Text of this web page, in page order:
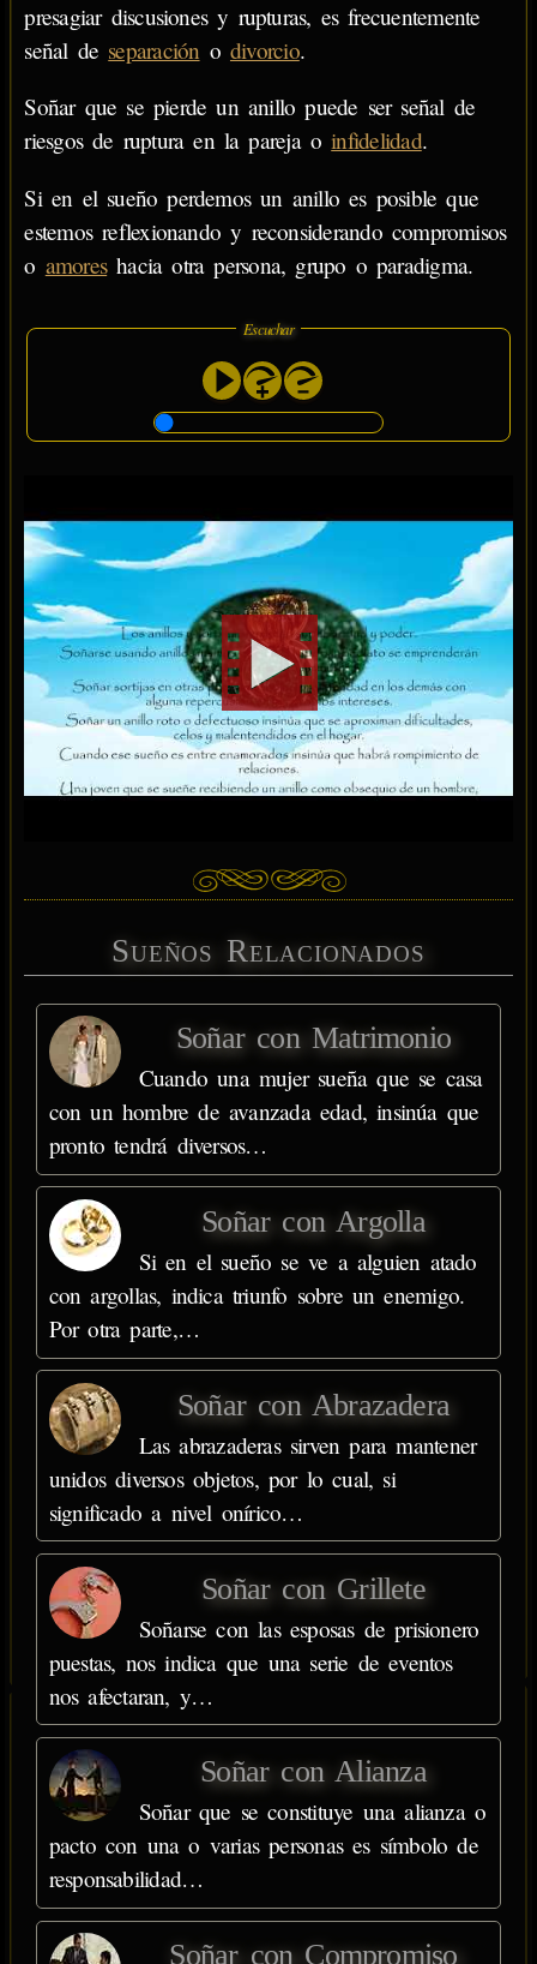
presagiar discusiones y rupturas, es frecuentemente
señal de separación o divorcio.
Soñar que se pierde un anillo puede ser señal de
riesgos de ruptura en la pareja oinfidelidad.
Si en el sueño perdemos un anillo es posible que
estemos reflexionando y reconsiderando compromisos
o amoreshacia otra persona, grupo o paradigma.
Escuchar
Sueños Relacionados
Soñar con Matrimonio
Cuando una mujer sueña que se casa
con un hombre de avanzada edad, insinúa que
pronto tendrá diversos…
Soñar con Argolla
Si en el sueño se ve a alguien atado
con argollas, indica triunfo sobre un enemigo.
Por otra parte,…
Soñar con Abrazadera
Las abrazaderas sirven para mantener
unidos diversos objetos, por lo cual, si
significado a nivel onírico…
Soñar con Grillete
Soñarse con las esposas de prisionero
puestas, nos indica que una serie de eventos
nos afectaran, y…
Soñar con Alianza
Soñar que se constituye una alianza o
pacto con una o varias personas es símbolo de
responsabilidad…
Soñar con Compromiso